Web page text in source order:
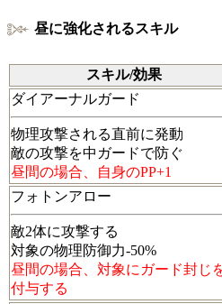
昼に強化されるスキル
スキル/効果
ダイアーナルガード
物理攻撃される直前に発動
敵の攻撃を中ガードで防ぐ
昼間の場合、自身のPP+1
フォトンアロー
敵2体に攻撃する
対象の物理防御力-50%
昼間の場合、対象にガード封じ
付与する